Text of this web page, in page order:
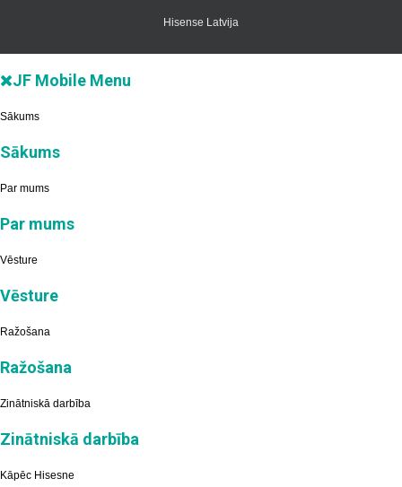
Hisense Latvija
JF Mobile Menu
Sākums
Sākums
Par mums
Par mums
Vēsture
Vēsture
Ražošana
Ražošana
Zinātniskā darbība
Zinātniskā darbība
Kāpēc Hisesne